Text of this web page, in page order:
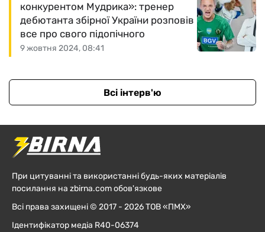
9 жовтня 2024, 08:41
конкурентом Мудрика»: тренер
дебютанта збірної України розповів
все про свого підопічного
Всі інтерв'ю
При цитуванні та використанні будь-яких матеріалів
посилання на zbirna.com обов'язкове
Всі права захищені © 2017 - 2026 ТОВ «ПМХ»
Ідентифікатор медіа R40-06374